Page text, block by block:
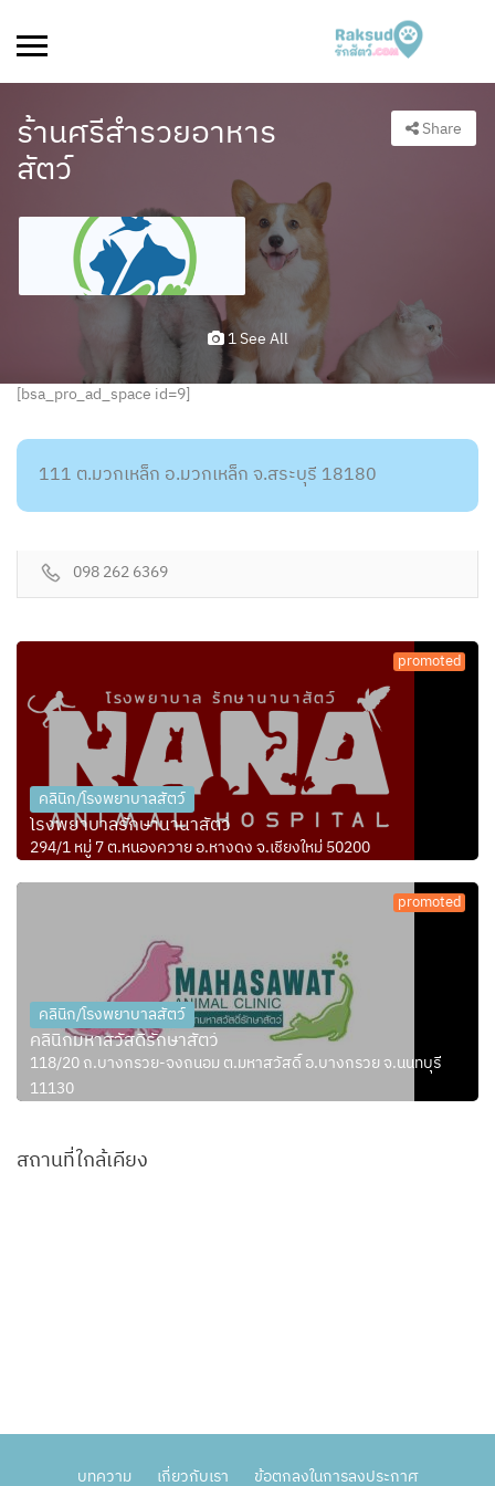
ร้านศรีสำรวยอาหาร
สัตว์
Share
1 See All
[bsa_pro_ad_space id=9]
111 ต.มวกเหล็ก อ.มวกเหล็ก จ.สระบุรี 18180
098 262 6369
promoted
คลินิก/โรงพยาบาลสัตว์
โรงพยาบาลรักษานานาสัตว์
294/1 หมู่ 7 ต.หนองควาย อ.หางดง จ.เชียงใหม่ 50200
promoted
คลินิก/โรงพยาบาลสัตว์
คลินิกมหาสวัสดิ์รักษาสัตว์
118/20 ถ.บางกรวย-จงถนอม ต.มหาสวัสดิ์ อ.บางกรวย จ.นนทบุรี
11130
สถานที่ใกล้เคียง
บทความ เกี่ยวกับเรา ข้อตกลงในการลงประกาศ